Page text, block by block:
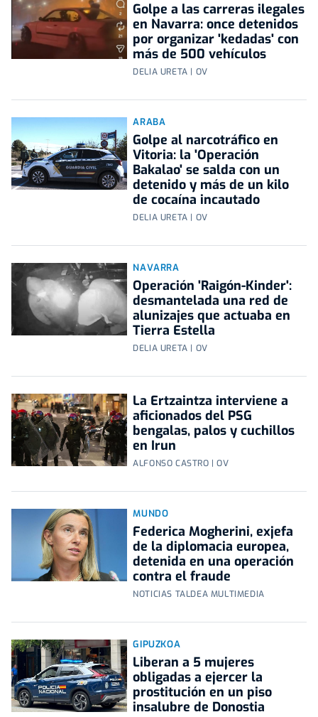
Golpe a las carreras ilegales
en Navarra: once detenidos
por organizar 'kedadas' con
más de 500 vehículos
DELIA URETA | OV
ARABA
Golpe al narcotráfico en
Vitoria: la 'Operación
Bakalao' se salda con un
detenido y más de un kilo
de cocaína incautado
DELIA URETA | OV
NAVARRA
Operación 'Raigón-Kinder':
desmantelada una red de
alunizajes que actuaba en
Tierra Estella
DELIA URETA | OV
La Ertzaintza interviene a
aficionados del PSG
bengalas, palos y cuchillos
en Irun
ALFONSO CASTRO | OV
MUNDO
Federica Mogherini, exjefa
de la diplomacia europea,
detenida en una operación
contra el fraude
NOTICIAS TALDEA MULTIMEDIA
GIPUZKOA
Liberan a 5 mujeres
obligadas a ejercer la
prostitución en un piso
insalubre de Donostia